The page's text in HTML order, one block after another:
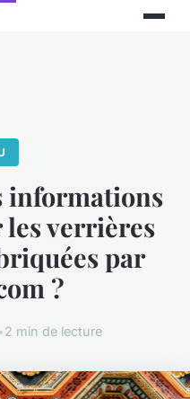
informations
verrières
par
?
•2 min de lecture